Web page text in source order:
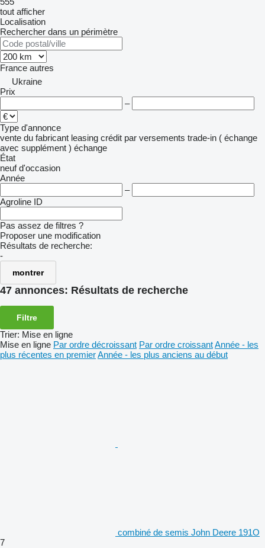
tout afficher
Localisation
Rechercher dans un périmètre
France autres
Ukraine
Prix
–
Type d'annonce
vente du fabricant leasing crédit par versements trade-in ( échange
avec supplément ) échange
État
neuf d'occasion
Année
–
Agroline ID
Pas assez de filtres ?
Proposer une modification
Résultats de recherche:
-
montrer
47 annonces: Résultats de recherche
Filtre
Trier: Mise en ligne
Mise en ligne Par ordre décroissant Par ordre croissantAnnée - les
plus récentes en premierAnnée - les plus anciens au début
combiné de semis John Deere 191O
7